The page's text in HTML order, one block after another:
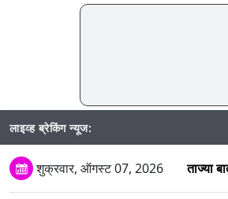
लाइव्ह ब्रेकिंग न्यूज:
शुक्रवार, ऑगस्ट 07, 2026 ताज्या